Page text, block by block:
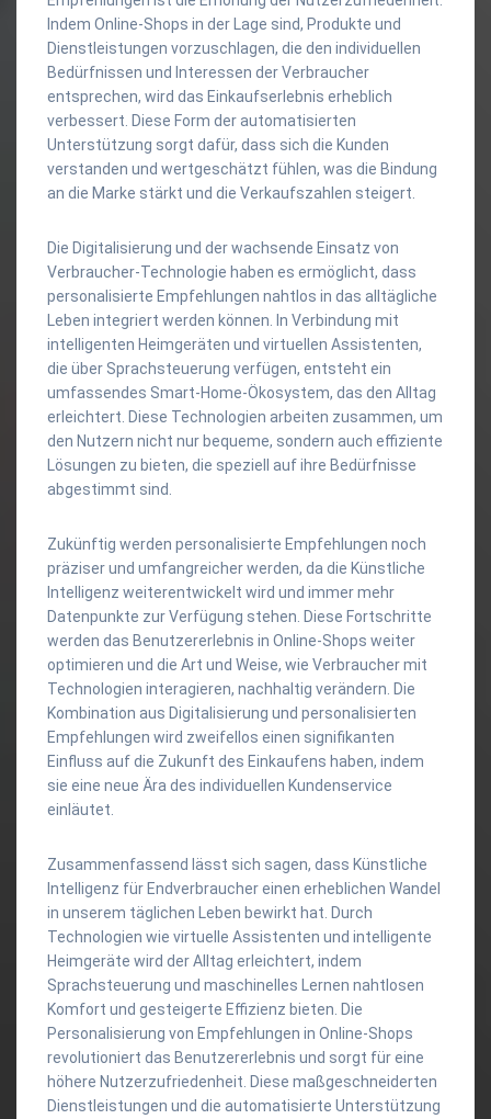
Indem Online-Shops in der Lage sind, Produkte und
Dienstleistungen vorzuschlagen, die den individuellen
Bedürfnissen und Interessen der Verbraucher
entsprechen, wird das Einkaufserlebnis erheblich
verbessert. Diese Form der automatisierten
Unterstützung sorgt dafür, dass sich die Kunden
verstanden und wertgeschätzt fühlen, was die Bindung
an die Marke stärkt und die Verkaufszahlen steigert.
Die Digitalisierung und der wachsende Einsatz von
Verbraucher-Technologie haben es ermöglicht, dass
personalisierte Empfehlungen nahtlos in das alltägliche
Leben integriert werden können. In Verbindung mit
intelligenten Heimgeräten und virtuellen Assistenten,
die über Sprachsteuerung verfügen, entsteht ein
umfassendes Smart-Home-Ökosystem, das den Alltag
erleichtert. Diese Technologien arbeiten zusammen, um
den Nutzern nicht nur bequeme, sondern auch effiziente
Lösungen zu bieten, die speziell auf ihre Bedürfnisse
abgestimmt sind.
Zukünftig werden personalisierte Empfehlungen noch
präziser und umfangreicher werden, da die Künstliche
Intelligenz weiterentwickelt wird und immer mehr
Datenpunkte zur Verfügung stehen. Diese Fortschritte
werden das Benutzererlebnis in Online-Shops weiter
optimieren und die Art und Weise, wie Verbraucher mit
Technologien interagieren, nachhaltig verändern. Die
Kombination aus Digitalisierung und personalisierten
Empfehlungen wird zweifellos einen signifikanten
Einfluss auf die Zukunft des Einkaufens haben, indem
sie eine neue Ära des individuellen Kundenservice
einläutet.
Zusammenfassend lässt sich sagen, dass Künstliche
Intelligenz für Endverbraucher einen erheblichen Wandel
in unserem täglichen Leben bewirkt hat. Durch
Technologien wie virtuelle Assistenten und intelligente
Heimgeräte wird der Alltag erleichtert, indem
Sprachsteuerung und maschinelles Lernen nahtlosen
Komfort und gesteigerte Effizienz bieten. Die
Personalisierung von Empfehlungen in Online-Shops
revolutioniert das Benutzererlebnis und sorgt für eine
höhere Nutzerzufriedenheit. Diese maßgeschneiderten
Dienstleistungen und die automatisierte Unterstützung